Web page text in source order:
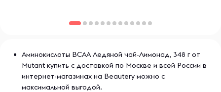
Аминокислоты BCAA Ледяной чай-Лимонад, 348 г от
Mutant купить с доставкой по Москве и всей России в
интернет-магазинах на Beautery можно с
максимальной выгодой.